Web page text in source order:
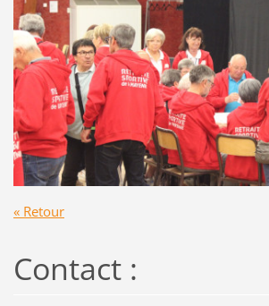
« Retour
Contact :